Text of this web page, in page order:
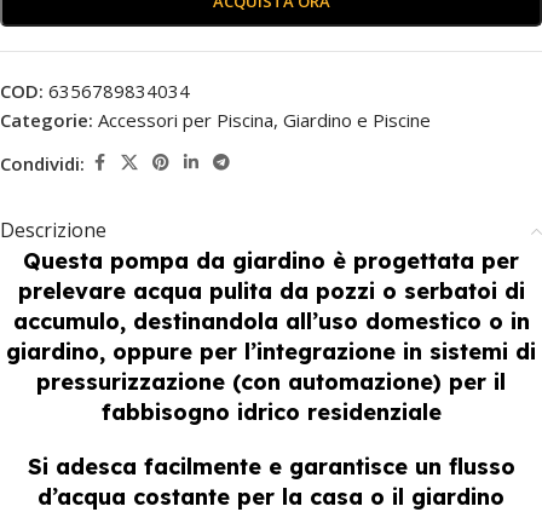
COD: 6356789834034
Categorie: Accessori per Piscina, Giardino e Piscine
Condividi:
Descrizione
Questa pompa da giardino è progettata per
prelevare acqua pulita da pozzi o serbatoi di
accumulo, destinandola all’uso domestico o in
giardino, oppure per l’integrazione in sistemi di
pressurizzazione (con automazione) per il
fabbisogno idrico residenziale
Si adesca facilmente e garantisce un flusso
d’acqua costante per la casa o il giardino